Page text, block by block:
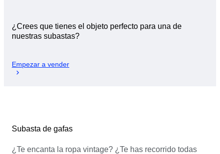
¿Crees que tienes el objeto perfecto para una de
nuestras subastas?
Empezar a vender
Subasta de gafas
¿Te encanta la ropa vintage? ¿Te has recorrido todas